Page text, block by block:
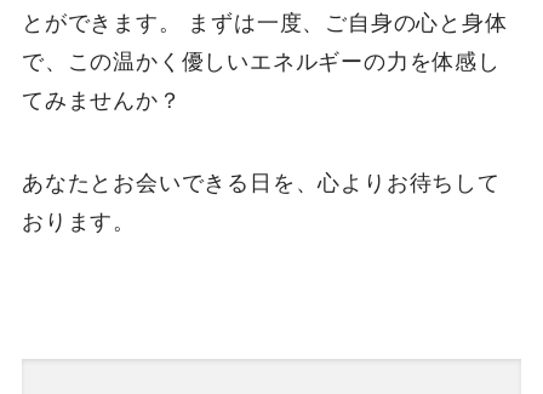
とができます。 まずは一度、ご自身の心と身体
で、この温かく優しいエネルギーの力を体感し
てみませんか？
あなたとお会いできる日を、心よりお待ちして
おります。